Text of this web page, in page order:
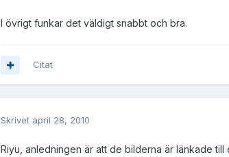
I övrigt funkar det väldigt snabbt och bra.
Citat
Skrivet april 28, 2010
Riyu, anledningen är att de bilderna är länkade